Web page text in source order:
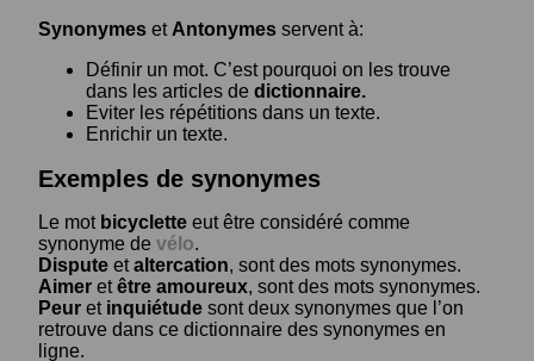
Synonymes et Antonymes servent à:
Définir un mot. C’est pourquoi on les trouve
dans les articles de dictionnaire.
Eviter les répétitions dans un texte.
Enrichir un texte.
Exemples de synonymes
Le mot bicyclette eut être considéré comme
synonyme de vélo.
Dispute etaltercation, sont des mots synonymes.
Aimer etêtre amoureux, sont des mots synonymes.
Peur et inquiétude sont deux synonymes que l’on
retrouve dans ce dictionnaire des synonymes en
ligne.